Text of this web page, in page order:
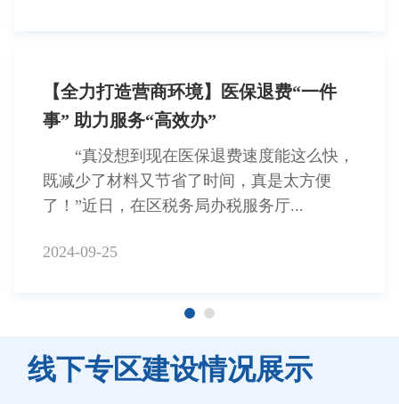
【全力打造营商环境】医保退费“一件
事” 助力服务“高效办”
“真没想到现在医保退费速度能这么快，
既减少了材料又节省了时间，真是太方便
了！”近日，在区税务局办税服务厅...
2024-09-25
线下专区建设情况展示